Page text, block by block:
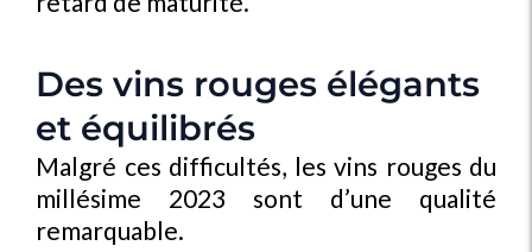
Des vins rouges élégants
et équilibrés
Malgré ces difficultés, les vins rouges du
millésime 2023 sont d’une qualité
remarquable.